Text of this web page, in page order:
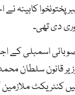
کابینہ
دی تھی۔
اسمبلی کے
قانون سلطان
کنٹریکٹ